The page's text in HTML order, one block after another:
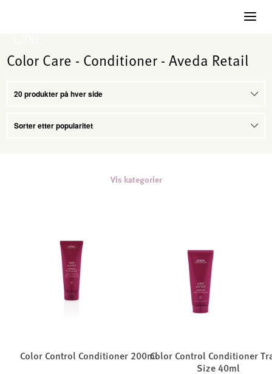
Color Care - Conditioner - Aveda Retail
Vis kategorier
Color Control Conditioner 200mlColor Control Conditioner
Size 40ml